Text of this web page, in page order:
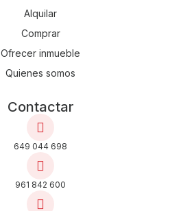
Alquilar
Comprar
Ofrecer inmueble
Quienes somos
Contactar
649 044 698
961 842 600